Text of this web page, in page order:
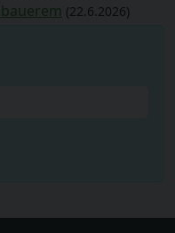
(22.6.2026)